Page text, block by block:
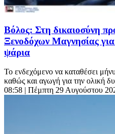
Βόλος: Στη δικαιοσύνη
Ξενοδόχων Μαγνησίας
ψάρια
Το ενδεχόμενο να καταθέσει
καθώς και αγωγή για την ολική
08:58 | Πέμπτη 29 Αυγούστου